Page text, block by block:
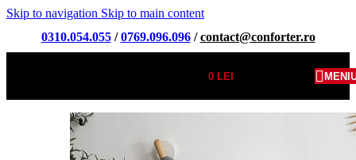
Skip to navigation Skip to main content
0310.054.055/0769.096.096/contact@conforter.ro
0LEI